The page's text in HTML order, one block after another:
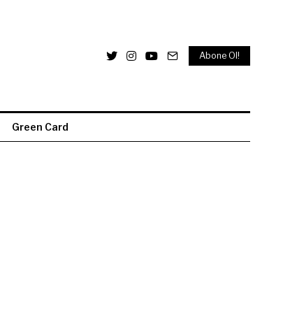
Abone Ol!
Green Card